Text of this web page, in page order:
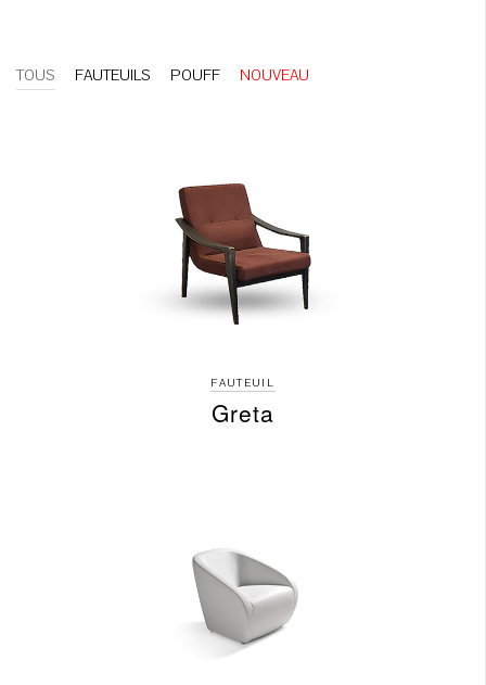
TOUS FAUTEUILS POUFF NOUVEAU
FAUTEUIL
Greta